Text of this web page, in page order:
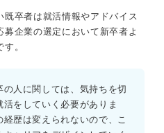
既卒者は就活情報やアドバイス
企業の選定において新卒者よ
。
の人に関しては、気持ちを切
活をしていく必要がありま
経歴は変えられないので、こ